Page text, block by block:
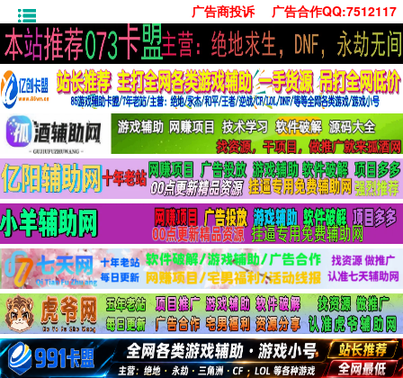
广告商投诉 广告合作QQ:7512117
首页
技术学习
安卓绿化
单机游戏
社交娱乐
系统工具
活动线报
常用办公
源码收集
值得一看